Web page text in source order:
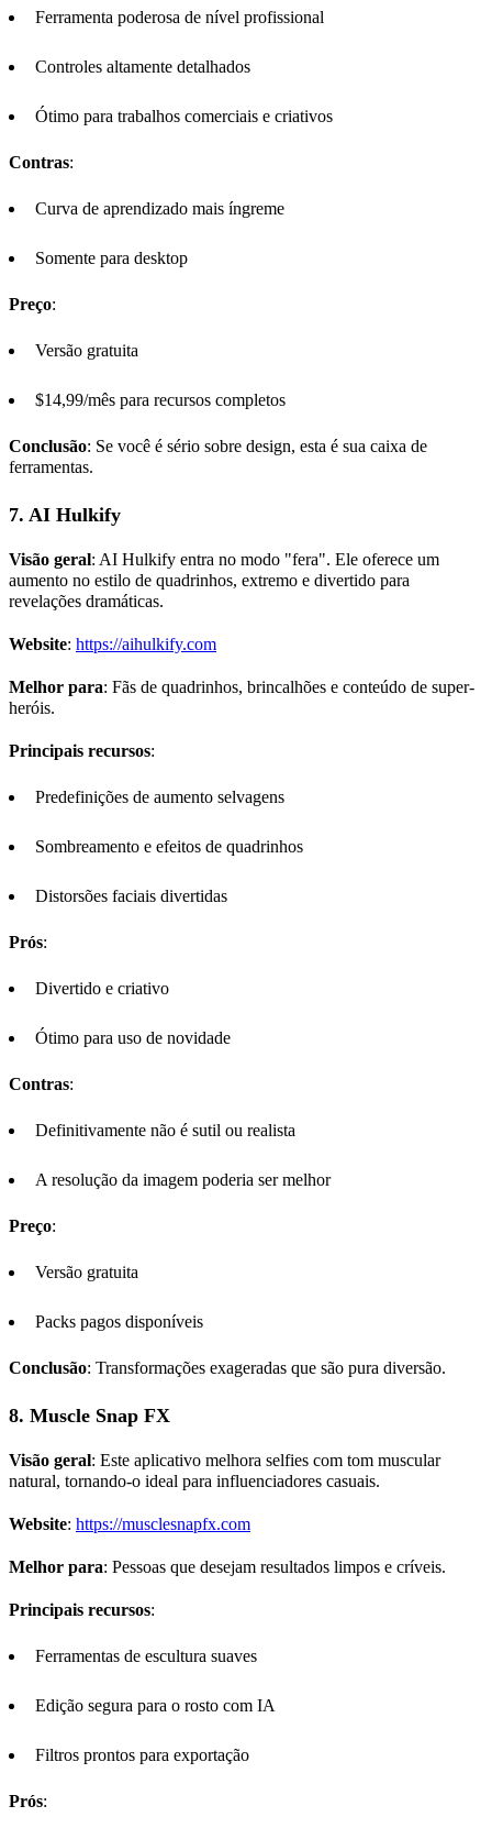
Ferramenta poderosa de nível profissional
Controles altamente detalhados
Ótimo para trabalhos comerciais e criativos
Contras:
Curva de aprendizado mais íngreme
Somente para desktop
Preço:
Versão gratuita
$14,99/mês para recursos completos
Conclusão: Se você é sério sobre design, esta é sua caixa de
ferramentas.
7. AI Hulkify
Visão geral: AI Hulkify entra no modo "fera". Ele oferece um
aumento no estilo de quadrinhos, extremo e divertido para
revelações dramáticas.
Website: https://aihulkify.com
Melhor para: Fãs de quadrinhos, brincalhões e conteúdo de super-
heróis.
Principais recursos:
Predefinições de aumento selvagens
Sombreamento e efeitos de quadrinhos
Distorsões faciais divertidas
Prós:
Divertido e criativo
Ótimo para uso de novidade
Contras:
Definitivamente não é sutil ou realista
A resolução da imagem poderia ser melhor
Preço:
Versão gratuita
Packs pagos disponíveis
Conclusão: Transformações exageradas que são pura diversão.
8. Muscle Snap FX
Visão geral: Este aplicativo melhora selfies com tom muscular
natural, tornando-o ideal para influenciadores casuais.
Website: https://musclesnapfx.com
Melhor para: Pessoas que desejam resultados limpos e críveis.
Principais recursos:
Ferramentas de escultura suaves
Edição segura para o rosto com IA
Filtros prontos para exportação
Prós: